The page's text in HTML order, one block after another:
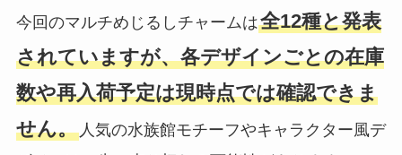
今回のマルチめじるしチャームは全12種と発表
されていますが、各デザインごとの在庫
数や再入荷予定は現時点では確認できま
せん。人気の水族館モチーフやキャラクター風デ